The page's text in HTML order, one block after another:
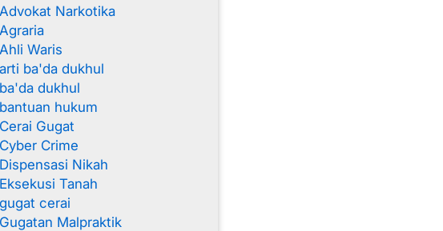
Advokat Narkotika
Agraria
Ahli Waris
arti ba'da dukhul
ba'da dukhul
bantuan hukum
Cerai Gugat
Cyber Crime
Dispensasi Nikah
Eksekusi Tanah
gugat cerai
Gugatan Malpraktik